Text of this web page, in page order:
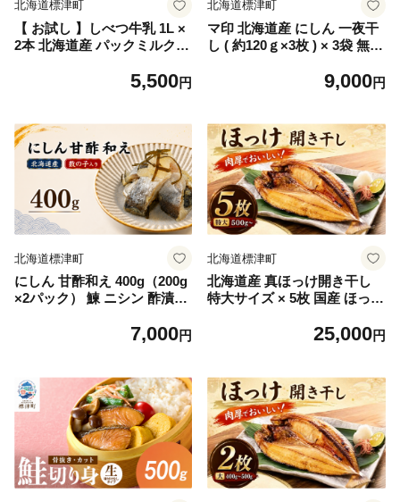
北海道標津町
【 お試し 】しべつ牛乳 1L ×
2本 北海道産 パックミルク
国産 ミルク みるく ぎゅうに
朝食 飲料 パック 2万円 以下
おすそ分け 給食 グラタン パ
スタ 北海道 標津町
5,500円
北海道標津町
マ印 北海道産 にしん 一夜干
し ( 約120ｇ×3枚 ) × 3袋 無添
物 朝食 夕食 夜食 おつまみ
物セット セット 鰊 魚介類 魚
貝類 海産物 海鮮 海の幸 北海
道 標津町 にしん にしん にし
ん
9,000円
北海道標津町
にしん 甘酢和え 400g（200g
×2パック） 鰊 ニシン 酢漬け
鮮 水産加工品 酒の肴 ご飯の
7,000円
北海道標津町
北海道産 真ほっけ開き干し
特大サイズ × 5枚 国産 ほっけ
き 開き干し ひらきぼし 肉厚
新鮮 天然 無添加 高級 お惣菜
ご飯のお供 おかず お弁当 朝
ごはん おにぎり お米 米 朝食
おべんとう ギフト 北海道 標
津町
25,000円